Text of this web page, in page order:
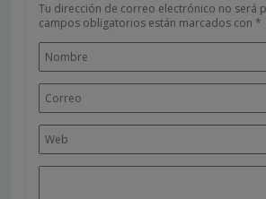
Tu dirección de correo electrónico no será
campos obligatorios están marcados con *